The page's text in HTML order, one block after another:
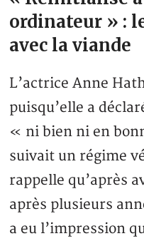
ordinateur » :
avec la viande
L’actrice Anne
puisqu’elle a
« ni bien ni en
suivait un régime
rappelle qu’après
après plusieurs
a eu l’impression